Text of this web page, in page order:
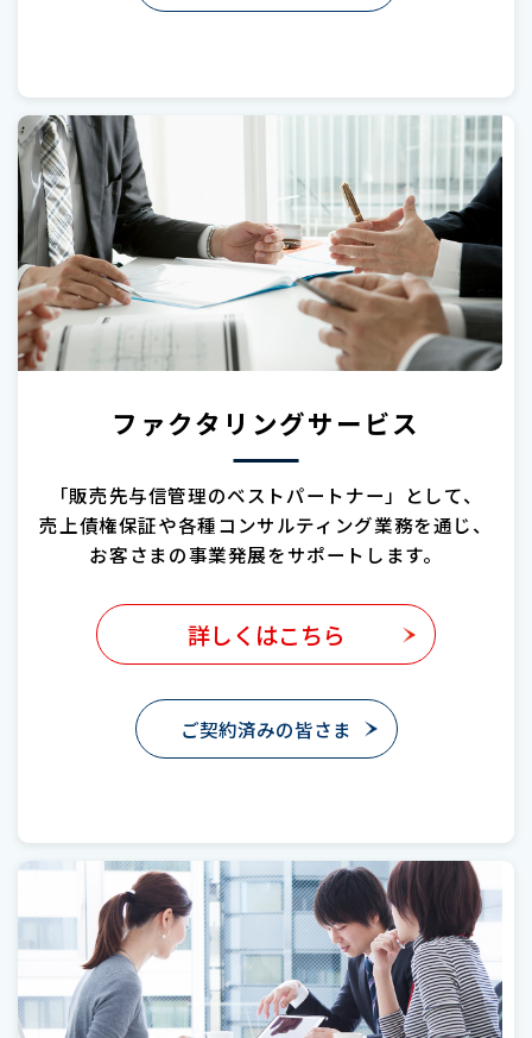
ファクタリングサービス
「販売先与信管理のベストパートナー」として、
売上債権保証や各種コンサルティング業務を通じ、
お客さまの事業発展をサポートします。
詳しくはこちら
ご契約済みの皆さま